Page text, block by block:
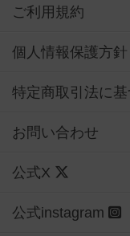
ご利用規約
個人情報保護方針
特定商取引法に
お問い合わせ
公式X
公式instagram